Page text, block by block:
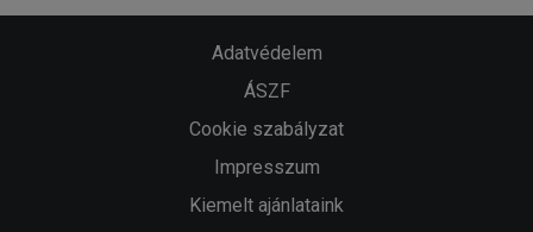
Adatvédelem
ÁSZF
Cookie szabályzat
Impresszum
Kiemelt ajánlataink